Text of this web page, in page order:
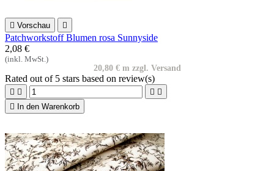
 Vorschau 
Patchworkstoff Blumen rosa Sunnyside
2,08 €
(inkl. MwSt.)
20,80 € m zzgl. Versand
Rated out of 5 stars based on review(s)
   

In den Warenkorb